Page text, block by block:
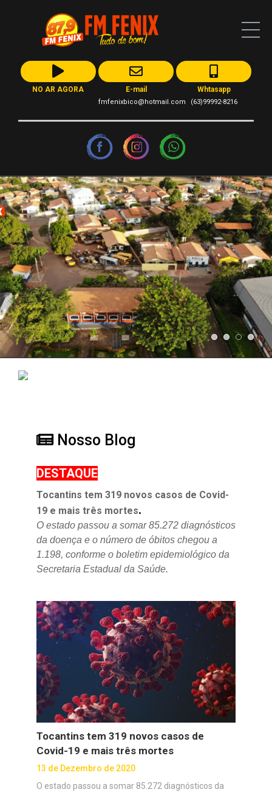
NO AR AGORA E-mail
fmfenixbico@hotmail.com
Whtasapp
(63)99992-8216
Nosso Blog
DESTAQUE
Tocantins tem 319 novos casos de Covid-
19 e mais três mortes.
O estado passou a somar 85.272 diagnósticos
da doença e o número de óbitos chegou a
1.198, conforme o boletim epidemiológico da
Secretaria Estadual da Saúde.
Tocantins tem 319 novos casos de
Covid-19 e mais três mortes
13 de Dezembro de 2020
O estado passou a somar 85.272 diagnósticos da